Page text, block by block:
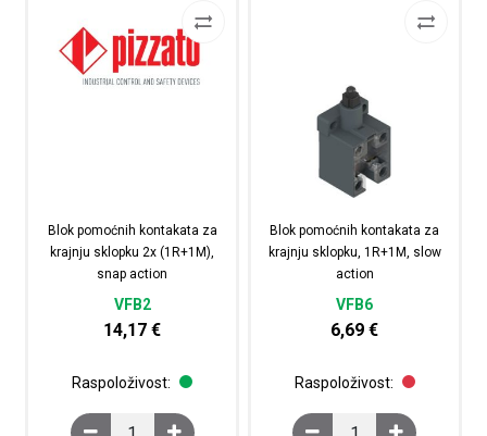
Blok pomoćnih kontakata za
krajnju sklopku 2x (1R+1M),
snap action
VFB2
14,17€
Raspoloživost:
Blok pomoćnih kontakata za krajnju sklopku 2x
Blok pomoćnih kontakata za
krajnju sklopku, 1R+1M, slow
action
VFB6
6,69€
Raspoloživost:
Blok pomoćnih